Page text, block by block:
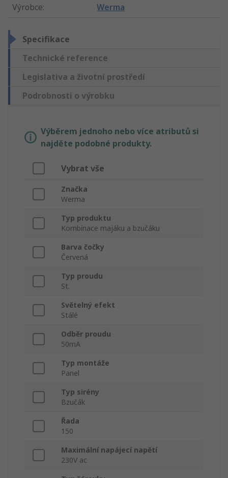
Výrobce: Werma
Specifikace
Technické reference
Legislativa a životní prostředí
Podrobnosti o výrobku
Výběrem jednoho nebo více atributů si
najděte podobné produkty.
Vybrat vše
Značka
Werma
Typ produktu
Kombinace majáku a bzučáku
Barva čočky
Červená
Typ proudu
St.
Světelný efekt
Stálé
Odběr proudu
50mA
Typ montáže
Panel
Typ sirény
Bzučák
Řada
150
Maximální napájecí napětí
230V ac